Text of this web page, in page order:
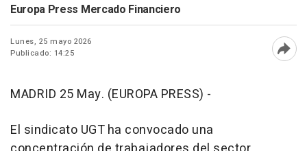
Europa Press Mercado Financiero
Lunes, 25 mayo 2026
Publicado: 14:25
MADRID 25 May. (EUROPA PRESS) -
El sindicato UGT ha convocado una